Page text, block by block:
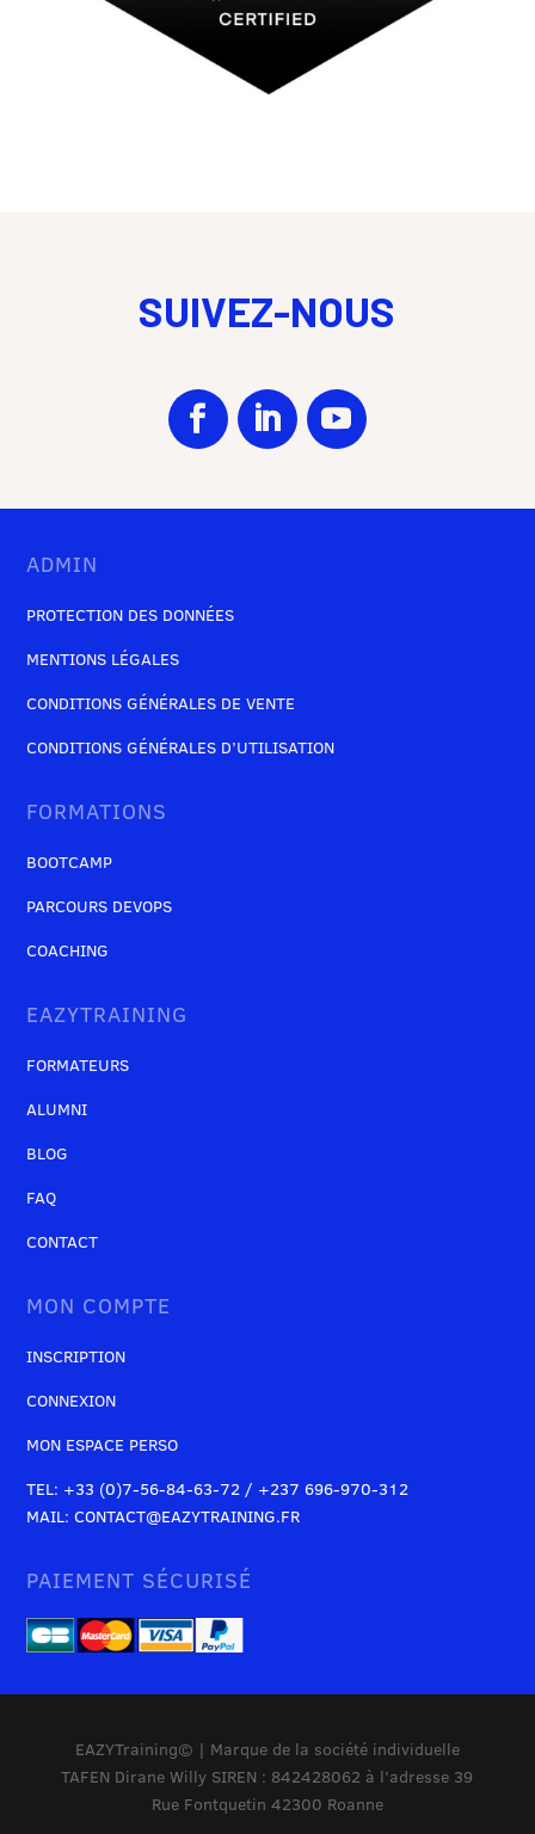
SUIVEZ-NOUS
ADMIN
PROTECTION DES DONNÉES
MENTIONS LÉGALES
CONDITIONS GÉNÉRALES DE VENTE
CONDITIONS GÉNÉRALES D’UTILISATION
FORMATIONS
BOOTCAMP
PARCOURS DEVOPS
COACHING
EAZYTRAINING
FORMATEURS
ALUMNI
BLOG
FAQ
CONTACT
MON COMPTE
INSCRIPTION
CONNEXION
MON ESPACE PERSO
TEL: +33 (0)7-56-84-63-72 / +237 696-970-312
MAIL: CONTACT@EAZYTRAINING.FR
PAIEMENT SÉCURISÉ
EAZYTraining© | Marque de la société individuelle
TAFEN Dirane Willy SIREN : 842428062 à l’adresse 39
Rue Fontquetin 42300 Roanne